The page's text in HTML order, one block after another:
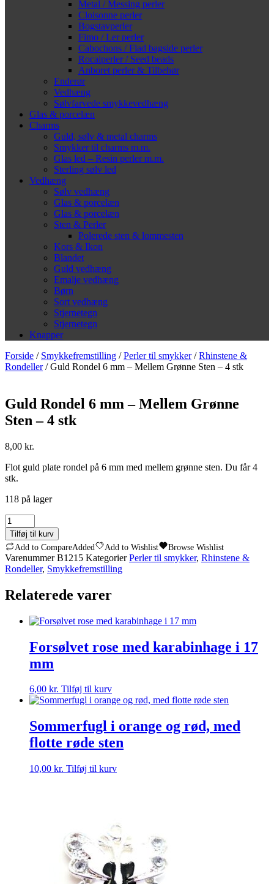
Metal / Messing perler
Cloisonne perler
Bogstavperler
Fimo / Ler perler
Cabochons / Flad bagside perler
Rocaiperler / Seed beads
Anboret perler & Tilbehør
Enderør
Vedhæng
Sølvfarvede smykkevedhæng
Glas & porcelæn
Charms
Guld, sølv & metal charms
Smykker til charms m.m.
Glas led – Resin perler m.m.
Sterling sølv led
Vedhæng
Sølv vedhæng
Glas & porcelæn
Glas & porcelæn
Sten & Perler
Polerede sten & lommesten
Kors & Ikon
Blandet
Guld vedhæng
Emalje vedhæng
Børn
Sort vedhæng
Stjernetegn
Stjernetegn
Knapper
Forside / Smykkefremstilling /Perler til smykker/Rhinstene &
Rondeller/ Guld Rondel 6 mm – Mellem Grønne Sten – 4 stk
Guld Rondel 6 mm – Mellem Grønne
Sten – 4 stk
8,00 kr.
Flot guld plate rondel på 6 mm med mellem grønne sten. Du får 4
stk.
118 på lager
Guld
Rondel
6
mm
-
Mellem
Sten
Tilføj til kurv
Add to CompareAdded Add to Wishlist Browse Wishlist
VarenummerB1215 Kategorier Perler til smykker, Rhinstene &
Rondeller, Smykkefremstilling
Relaterede varer
Forsølvet rose med karabinhage i 17
mm
6,00 kr. Tilføj til kurv
Sommerfugl i orange og rød, med
flotte røde sten
10,00 kr. Tilføj til kurv